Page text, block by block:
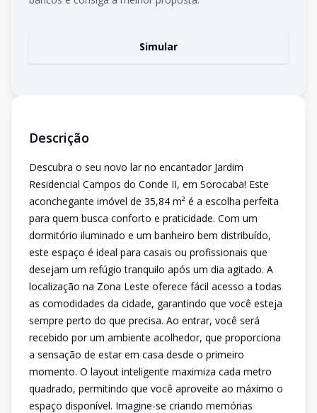
Simular
Descrição
Descubra o seu novo lar no encantador Jardim
Residencial Campos do Conde II, em Sorocaba! Este
aconchegante imóvel de 35,84 m² é a escolha perfeita
para quem busca conforto e praticidade. Com um
dormitório iluminado e um banheiro bem distribuído,
este espaço é ideal para casais ou profissionais que
desejam um refúgio tranquilo após um dia agitado. A
localização na Zona Leste oferece fácil acesso a todas
as comodidades da cidade, garantindo que você esteja
sempre perto do que precisa. Ao entrar, você será
recebido por um ambiente acolhedor, que proporciona
a sensação de estar em casa desde o primeiro
momento. O layout inteligente maximiza cada metro
quadrado, permitindo que você aproveite ao máximo o
espaço disponível. Imagine-se criando memórias